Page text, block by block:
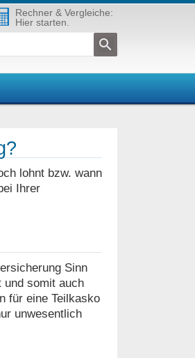
Rechner & Vergleiche:
Hier starten.
lohnt bzw. wann
Ihrer
Sinn
und somit auch
für eine Teilkasko
unwesentlich